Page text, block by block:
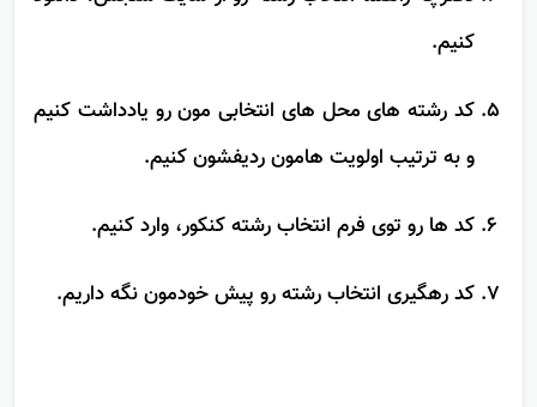
دفترچه راهنما انتخاب رشته رو از سایت سنجش، دانلود
کد رشته های محل های انتخابی مون رو یادداشت کنیم